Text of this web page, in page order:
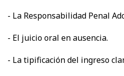
- La Responsabilidad Penal
- El juicio oral en ausencia.
- La tipificación del ingreso